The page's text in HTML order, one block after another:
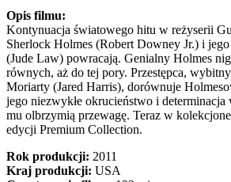
Opis filmu:
Kontynuacja światowego hitu w reżyserii
Sherlock Holmes (Robert Downey Jr.) i
(Jude Law) powracają. Genialny Holmes
równych, aż do tej pory. Przestępca, wybitny
Moriarty (Jared Harris), dorównuje
jego niezwykłe okrucieństwo i determinacja
mu olbrzymią przewagę. Teraz w
edycji Premium Collection.
Rok produkcji: 2011
Kraj produkcji: USA